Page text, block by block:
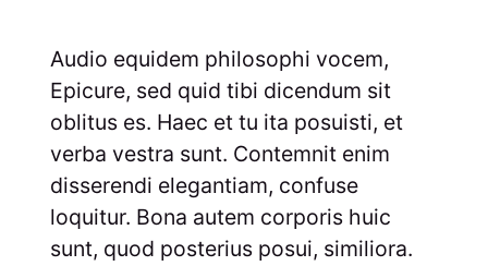
Audio equidem philosophi vocem,
Epicure, sed quid tibi dicendum sit
oblitus es. Haec et tu ita posuisti, et
verba vestra sunt. Contemnit enim
disserendi elegantiam, confuse
loquitur. Bona autem corporis huic
sunt, quod posterius posui, similiora.